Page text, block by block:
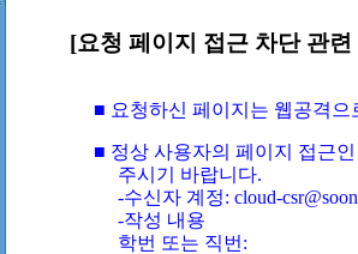
[요청 페이지 접근 차단 관
■ 요청하신 페이지는 웹공격
■ 정상 사용자의 페이지 접근
주시기 바랍니다.
-수신자 계정: cloud-
-작성 내용
학번 또는 직번: